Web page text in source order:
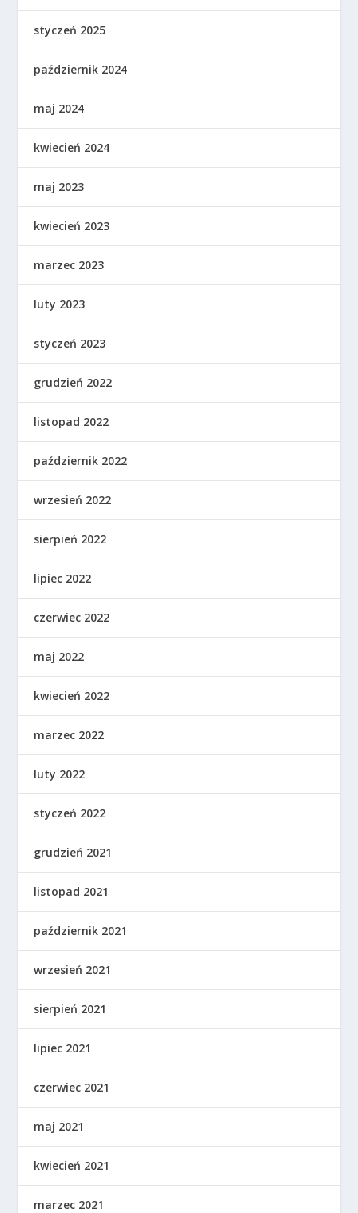
styczeń 2025
październik 2024
maj 2024
kwiecień 2024
maj 2023
kwiecień 2023
marzec 2023
luty 2023
styczeń 2023
grudzień 2022
listopad 2022
październik 2022
wrzesień 2022
sierpień 2022
lipiec 2022
czerwiec 2022
maj 2022
kwiecień 2022
marzec 2022
luty 2022
styczeń 2022
grudzień 2021
listopad 2021
październik 2021
wrzesień 2021
sierpień 2021
lipiec 2021
czerwiec 2021
maj 2021
kwiecień 2021
marzec 2021